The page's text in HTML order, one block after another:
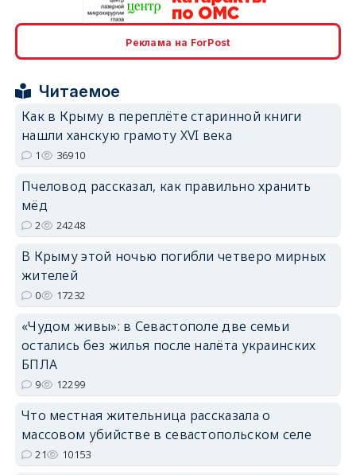
Реклама на ForPost
Читаемое
Как в Крыму в переплёте старинной книги
нашли ханскую грамоту XVI века
1 36910
Пчеловод рассказал, как правильно хранить
мёд
2 24248
В Крыму этой ночью погибли четверо мирных
жителей
0 17232
«Чудом живы»: в Севастополе две семьи
остались без жилья после налёта украинских
БПЛА
9 12299
Что местная жительница рассказала о
массовом убийстве в севастопольском селе
21 10153